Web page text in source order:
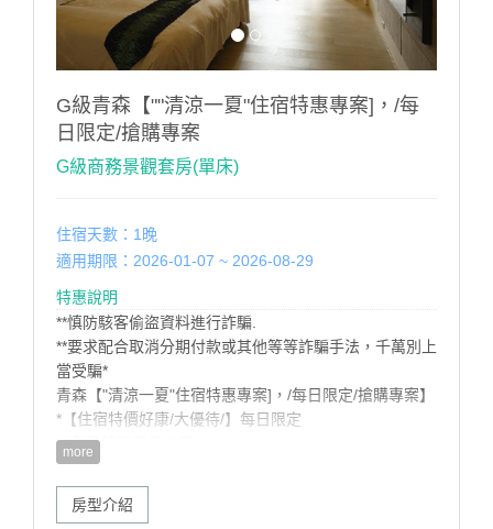
G級青森【""清涼一夏"住宿特惠專案]，/每
日限定/搶購專案
G級商務景觀套房(單床)
住宿天數：1晚
適用期限：2026-01-07 ~ 2026-08-29
特惠說明
**慎防駭客偷盜資料進行詐騙.
**要求配合取消分期付款或其他等等詐騙手法，千萬別上
當受騙*
青森【"清涼一夏"住宿特惠專案]，/每日限定/搶購專案】
*【住宿特價好康/大優待/】每日限定
*免費精緻早餐二客!!
*免費漫遊腳踏車租借服務
/住宿最熱門.搶先預定/：
https://dryadmotel.ezhotel.com.tw/
more
房型介紹